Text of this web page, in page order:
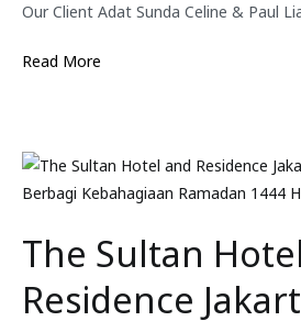
Our Client Adat Sunda Celine & Paul
Read More
The Sultan
Residence